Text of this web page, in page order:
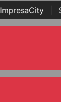
ImpresaCity